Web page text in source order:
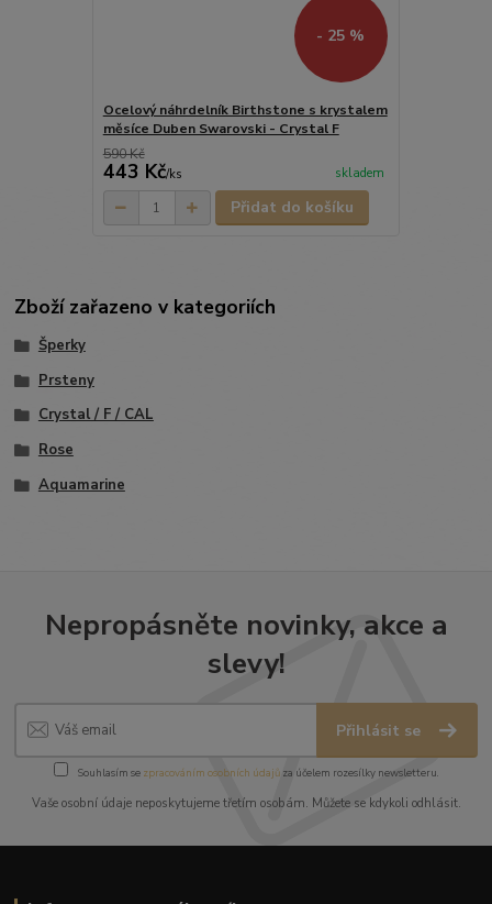
- 25 %
Ocelový náhrdelník Birthstone s krystalem
měsíce Duben Swarovski - Crystal F
590 Kč
443 Kč/ks skladem
Přidat do košíku
Zboží zařazeno v kategoriích
Šperky
Prsteny
Crystal / F / CAL
Rose
Aquamarine
Nepropásněte novinky, akce a
slevy!
Přihlásit se
Souhlasím se zpracováním osobních údajůza účelem rozesílky newsletteru.
Vaše osobní údaje neposkytujeme třetím osobám. Můžete se kdykoli odhlásit.